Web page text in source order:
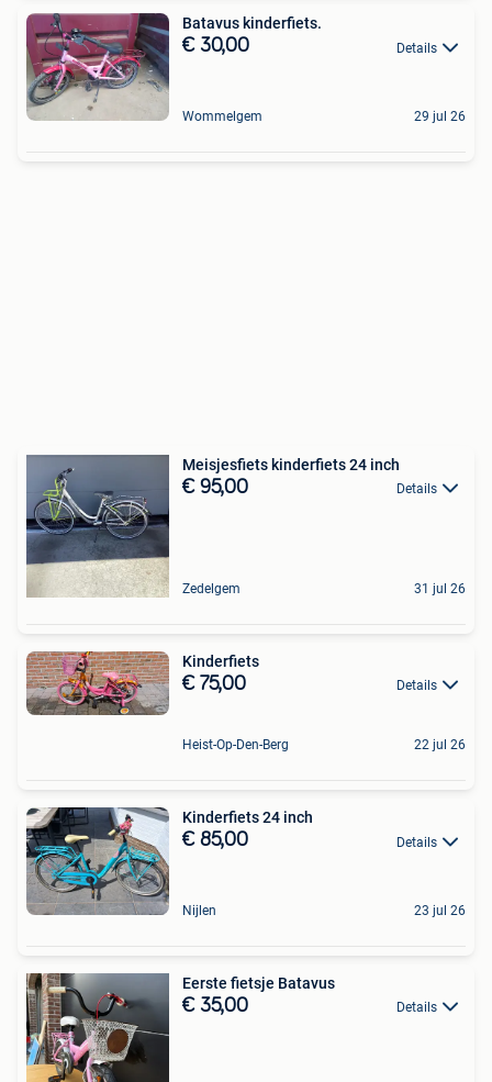
Batavus kinderfiets.
€ 30,00 Details
Wommelgem 29 jul 26
Meisjesfiets kinderfiets 24 inch
€ 95,00 Details
Zedelgem 31 jul 26
Kinderfiets
€ 75,00 Details
Heist-Op-Den-Berg 22 jul 26
Kinderfiets 24 inch
€ 85,00 Details
Nijlen 23 jul 26
Eerste fietsje Batavus
€ 35,00 Details